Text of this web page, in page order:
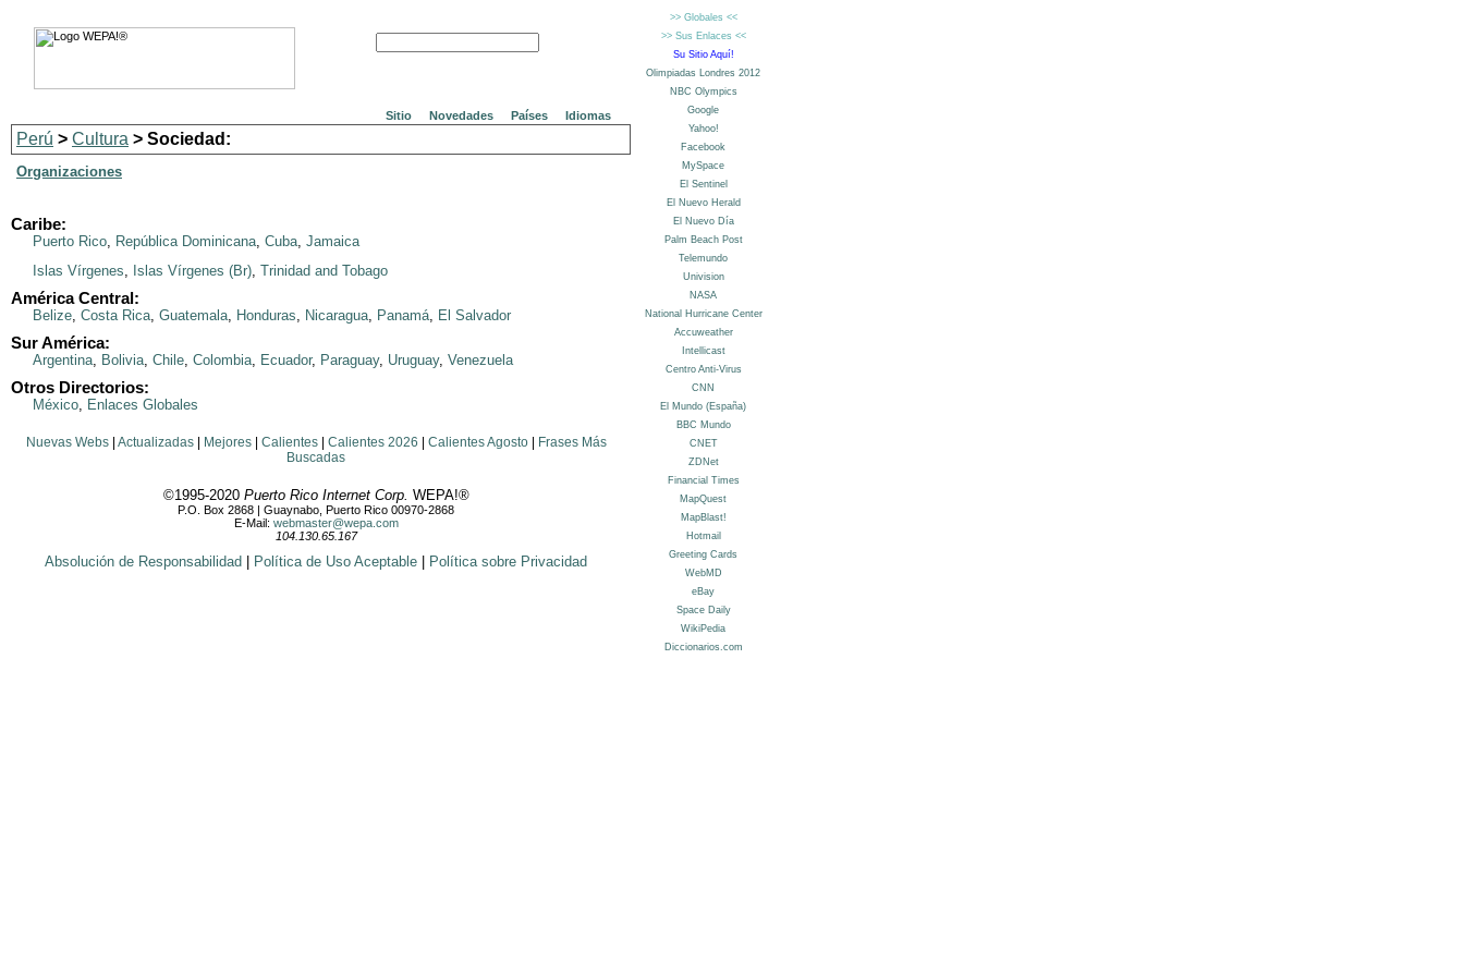
Sitio Novedades Países Idiomas
Perú > Cultura > Sociedad:
Organizaciones
Caribe:
Puerto Rico, República Dominicana, Cuba, Jamaica
Islas Vírgenes, Islas Vírgenes (Br), Trinidad and Tobago
América Central:
Belize, Costa Rica, Guatemala, Honduras, Nicaragua, Panamá, El Salvador
Sur América:
Argentina, Bolivia, Chile, Colombia, Ecuador, Paraguay, Uruguay, Venezuela
Otros Directorios:
México, Enlaces Globales
Nuevas Webs| Actualizadas| Mejores| Calientes| Calientes 2026 Calientes Agosto|
Frases Más
Buscadas
©1995-2020 Puerto Rico Internet Corp. WEPA!®
P.O. Box 2868 | Guaynabo, Puerto Rico 00970-2868
E-Mail: webmaster@wepa.com
104.130.65.167
Absolución de Responsabilidad Política de Uso Aceptable Política sobre Privacidad